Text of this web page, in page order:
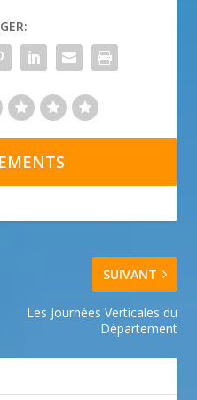
SUIVANT
Les Journées Verticales du
Département